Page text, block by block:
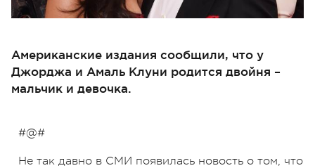
Американские издания сообщили, что у
Джорджа и Амаль Клуни родится двойня –
мальчик и девочка.
#@#
Не так давно в СМИ появилась новость о том, что